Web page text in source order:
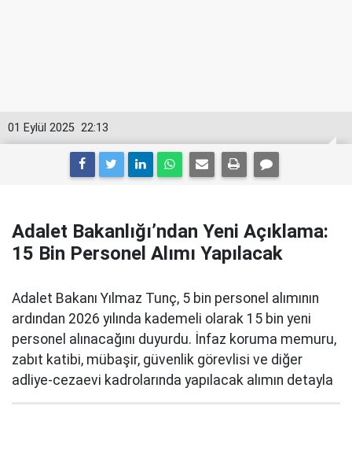
22:13
01 Eylül 2025
Adalet Bakanlığı’ndan Yeni Açıklama:
15 Bin Personel Alımı Yapılacak
Adalet Bakanı Yılmaz Tunç, 5 bin personel alımının
ardından 2026 yılında kademeli olarak 15 bin yeni
personel alınacağını duyurdu. İnfaz koruma memuru,
zabıt katibi, mübaşir, güvenlik görevlisi ve diğer
adliye-cezaevi kadrolarında yapılacak alımın detayla